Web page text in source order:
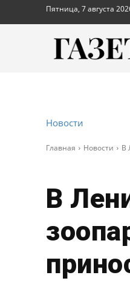
Пятница, 7 августа
Новости
Главная Новости В
В